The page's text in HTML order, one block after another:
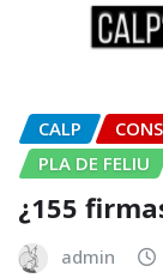
CALP
PLA DE FELIU
¿155
admin